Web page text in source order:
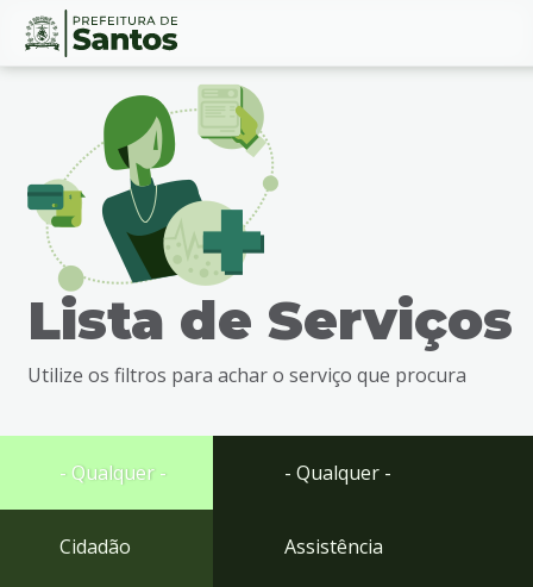
Ir
busca
Ir
rodapé
Conteúdo
Lista de Serviços
Utilize os filtros para achar o serviço que procura
- Qualquer -
Cidadão
- Qualquer -
Assistência